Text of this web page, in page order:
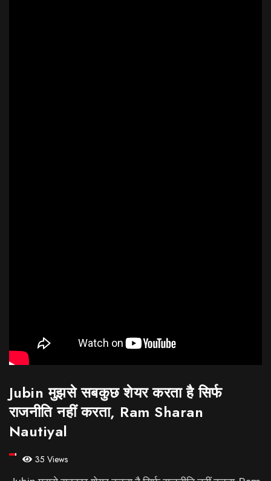
Jubin मुझसे सबकुछ शेयर करता है सिर्फ
राजनीति नहीं करता, Ram Sharan
Nautiyal
35 Views